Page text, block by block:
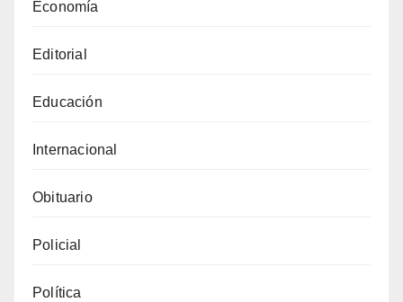
Economía
Editorial
Educación
Internacional
Obituario
Policial
Política